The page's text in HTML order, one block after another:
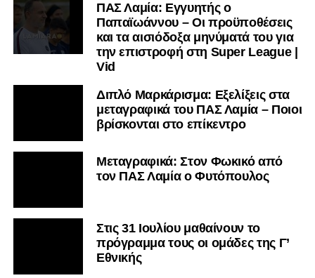
ΠΑΣ Λαμία: Εγγυητής ο
Παπαϊωάννου – Οι προϋποθέσεις
και τα αισιόδοξα μηνύματά του για
την επιστροφή στη Super League |
Vid
Διπλό Μαρκάρισμα: Εξελίξεις στα
μεταγραφικά του ΠΑΣ Λαμία – Ποιοι
βρίσκονται στο επίκεντρο
Μεταγραφικά: Στον Φωκικό από
τον ΠΑΣ Λαμία ο Φυτόπουλος
Στις 31 Ιουλίου μαθαίνουν το
πρόγραμμα τους οι ομάδες της Γ’
Εθνικής